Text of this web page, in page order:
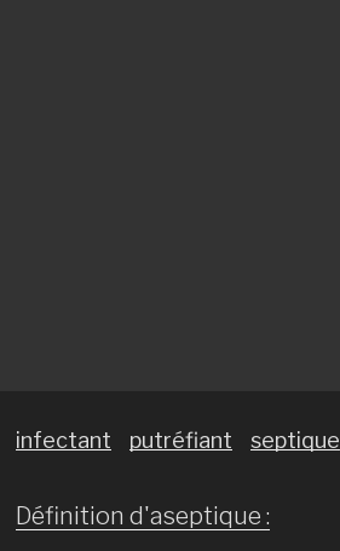
infectant putréfiant septique
Définition d'aseptique :